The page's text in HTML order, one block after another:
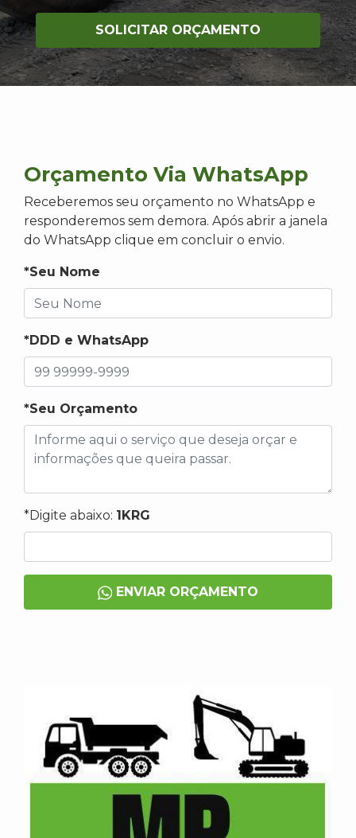
SOLICITAR ORÇAMENTO
Orçamento Via WhatsApp
Receberemos seu orçamento no WhatsApp e
responderemos sem demora. Após abrir a janela
do WhatsApp clique em concluir o envio.
*Seu Nome
*DDD e WhatsApp
*Seu Orçamento
*Digite abaixo: 1KRG
ENVIAR ORÇAMENTO